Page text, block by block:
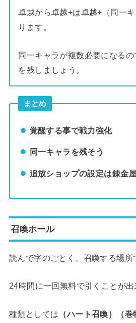
卓越から卓越+は卓越+（同一
ります。
同一キャラが複数必要になる
を残しましょう。
まとめ
覚醒する事で戦力強化
同一キャラを残そう
追放ショップの設定は錬金
召喚ホール
読んで字のごとく、召喚する場所
24時間に一回無料で引くことが出
種類としては （ハート召喚）（